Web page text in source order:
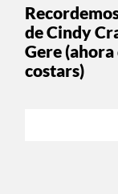
de Cindy
Gere (ahora
costars)